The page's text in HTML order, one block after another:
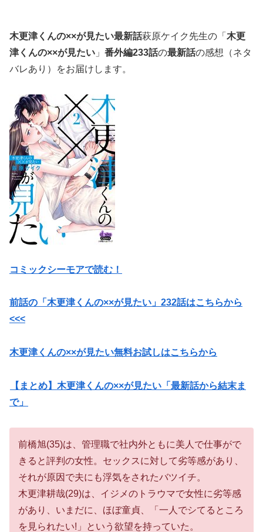
木更津くんの××が見たい最新話萩原ケイク先生の「 木更
津くんの××が見たい 」 番外編233話の最新話の感想（ネタ
バレあり）をお届けします。
コミックシーモアで読む！
前話の「木更津くんの××が見たい」232話はこちらから
<<<
木更津くんの××が見たい無料お試しはこちらから
【まとめ】木更津くんの××が見たい「最新話から結末ま
で」
前橋旭(35)は、管理職で社内外ともに美人で仕事がで
きると評判の女性。セックスに対して劣等感があり、
それが原因で夫にも浮気をされたバツイチ。
木更津耕哉(29)は、イジメのトラウマで女性に劣等感
があり、いまだに、ほぼ童貞、「一人でシてるところ
を見られたい!」という欲望を持っていた。